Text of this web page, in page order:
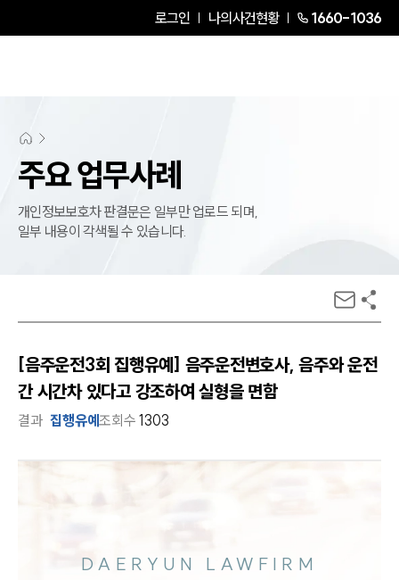
로그인 나의사건현황 1660-1036
주요 업무사례
개인정보보호차 판결문은 일부만 업로드 되며,
일부 내용이 각색될 수 있습니다.
[음주운전3회 집행유예] 음주운전변호사, 음주와 운전
간 시간차 있다고 강조하여 실형을 면함
결과 집행유예조회수1303
DAERYUN LAWFIRM